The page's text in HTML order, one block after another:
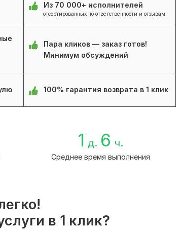
Из 70 000+ исполнителей
отсортированных по ответственности и отзывам
Пара кликов — заказ готов!
Минимум обсуждений
100% гарантия возврата в 1 клик
1 д. 6 ч.
Среднее время выполнения
в 1 клик?